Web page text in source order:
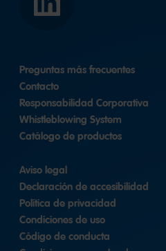
LinkedIn
Preguntas más frecuentes
Contacto
Responsabilidad Corporativa
Whistleblowing System
Catálogo de productos
Aviso legal
Declaración de accesibilidad
Política de privacidad
Condiciones de uso
Código de conducta